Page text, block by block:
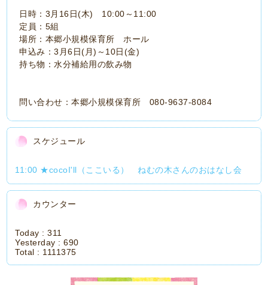
日時：3月16日(木) 10:00～11:00
定員：5組
場所：本郷小規模保育所 ホール
申込み：3月6日(月)～10日(金)
持ち物：水分補給用の飲み物
問い合わせ：本郷小規模保育所 080-9637-8084
スケジュール
11:00 ★cocoI'll（ここいる） ねむの木さんのおはなし会
カウンター
Today :311
Yesterday :690
Total : 1111375